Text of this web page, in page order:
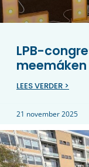
LPB-
meemáken
LEES VERDER >
21 november 2025